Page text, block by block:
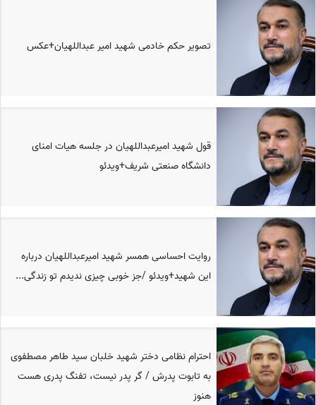
تصویر حکم خادمی شهید امیر عبداللهیان+عکس
قول شهید امیرعبداللهیان در جلسه هیات امنای
دانشگاه صنعتی شریف+ویدئو
روایت احساسی همسر شهید امیرعبداللهیان درباره
این شهید+ویدئو /جز خوبی چیزی ندیدم تو زندگی...
احترام نظامی دختر شهید خلبان سید طاهر مصطفوی
به تابوت پدرش / گر پدر نیست، تفنگ پدری هست
هنوز